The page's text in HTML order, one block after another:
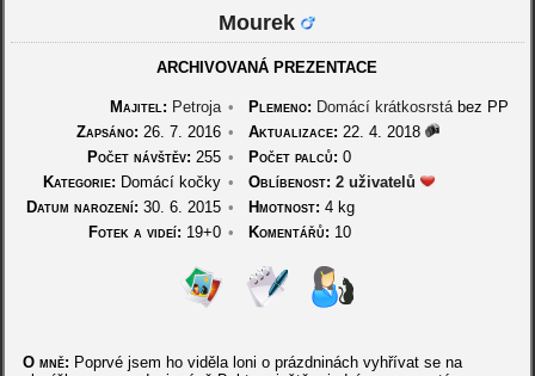
Mourek
ARCHIVOVANÁ PREZENTACE
Majitel: Petroja • Plemeno: Domácí krátkosrstábez PP
Zapsáno: 26. 7. 2016 • Aktualizace: 22. 4. 2018
Počet návštěv: 255 • Počet palců: 0
Kategorie: Domácí kočky • Oblíbenost: 2 uživatelů
Datum narození: 30. 6. 2015 • Hmotnost: 4 kg
Fotek a videí: 19+0 • Komentářů: 10
O mně: Poprvé jsem ho viděla loni o prázdninách vyhřívat se na